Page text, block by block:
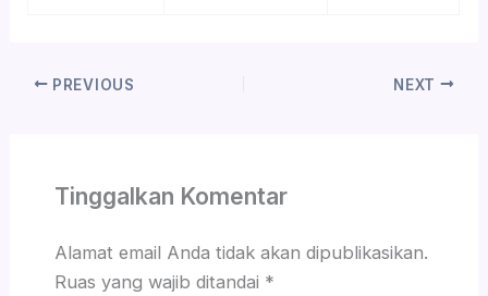
PREVIOUS NEXT
Tinggalkan Komentar
Alamat email Anda tidak akan dipublikasikan.
Ruas yang wajib ditandai *